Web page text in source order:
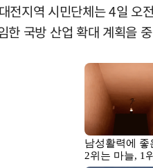
전지역 시민단체는 4일
국방 산업 확대 계획을